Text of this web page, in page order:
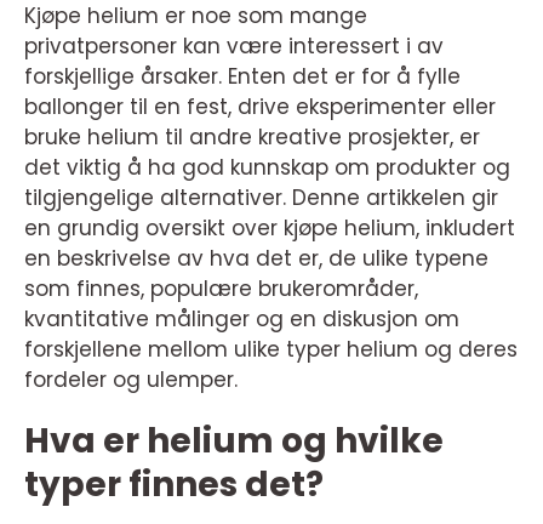
Kjøpe helium er noe som mange
privatpersoner kan være interessert i av
forskjellige årsaker. Enten det er for å fylle
ballonger til en fest, drive eksperimenter eller
bruke helium til andre kreative prosjekter, er
det viktig å ha god kunnskap om produkter og
tilgjengelige alternativer. Denne artikkelen gir
en grundig oversikt over kjøpe helium, inkludert
en beskrivelse av hva det er, de ulike typene
som finnes, populære brukerområder,
kvantitative målinger og en diskusjon om
forskjellene mellom ulike typer helium og deres
fordeler og ulemper.
Hva er helium og hvilke
typer finnes det?